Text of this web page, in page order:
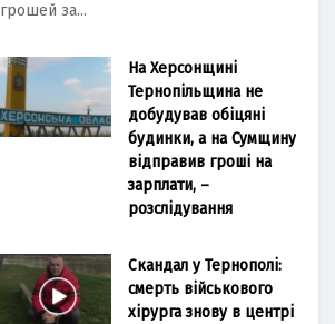
грошей за...
На Херсонщині
Тернопільщина не
добудував обіцяні
будинки, а на Сумщину
відправив гроші на
зарплати, –
розслідування
Скандал у Тернополі:
смерть військового
хірурга знову в центрі